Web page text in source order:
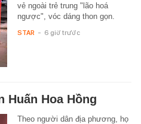
vẻ ngoài trẻ trung "lão hoá
ngược", vóc dáng thon gọn.
STAR - 6 giờ trước
Huấn Hoa Hồng
Theo người dân địa phương, họ